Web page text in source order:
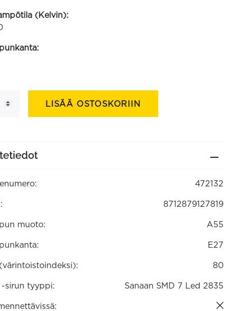
(Kelvin):
LISÄÄ OSTOSKORIIN
472132
8712879127819
muoto: A55
E27
80
-sirun tyyppi: Sanaan SMD 7 Led 2835